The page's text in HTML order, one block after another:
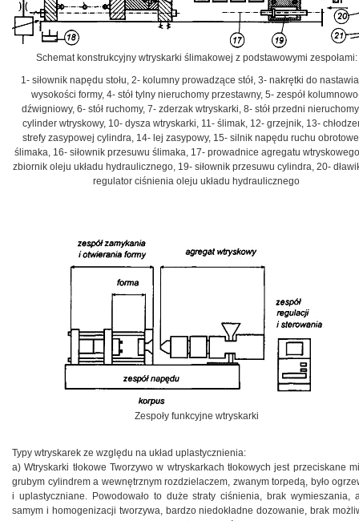
Schemat konstrukcyjny wtryskarki ślimakowej z podstawowymi zespołami:
1- siłownik napędu stołu, 2- kolumny prowadzące stół, 3- nakrętki do
wysokości formy, 4- stół tylny nieruchomy przestawny, 5- zespół
dźwigniowy, 6- stół ruchomy, 7- zderzak wtryskarki, 8- stół przedni
cylinder wtryskowy, 10- dysza wtryskarki, 11- ślimak, 12- grzejnik, 13-
strefy zasypowej cylindra, 14- lej zasypowy, 15- silnik napędu ruchu
ślimaka, 16- siłownik przesuwu ślimaka, 17- prowadnice agregatu
zbiornik oleju układu hydraulicznego, 19- siłownik przesuwu cylindra, 20-
regulator ciśnienia oleju układu hydraulicznego
Zespoły funkcyjne wtryskarki
Typy wtryskarek ze względu na układ uplastycznienia:
a) Wtryskarki tłokowe Tworzywo w wtryskarkach tłokowych jest przeciskane
grubym cylindrem a wewnętrznym rozdzielaczem, zwanym torpedą, było
i uplastyczniane. Powodowało to duże straty ciśnienia, brak wymieszania,
samym i homogenizacji tworzywa, bardzo niedokładne dozowanie, brak